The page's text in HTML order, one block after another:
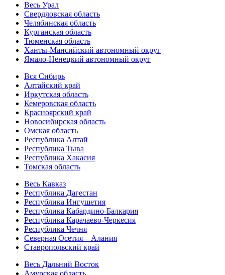
Весь Урал
Свердловская область
Челябинская область
Курганская область
Тюменская область
Ханты-Мансийский автономный округ
Ямало-Ненецкий автономный округ
Вся Сибирь
Алтайский край
Иркутская область
Кемеровская область
Красноярский край
Новосибирская область
Омская область
Республика Алтай
Республика Тыва
Республика Хакасия
Томская область
Весь Кавказ
Республика Дагестан
Республика Ингушетия
Республика Кабардино-Балкария
Республика Карачаево-Черкесия
Республика Чечня
Северная Осетия – Алания
Ставропольский край
Весь Дальний Восток
Амурская область